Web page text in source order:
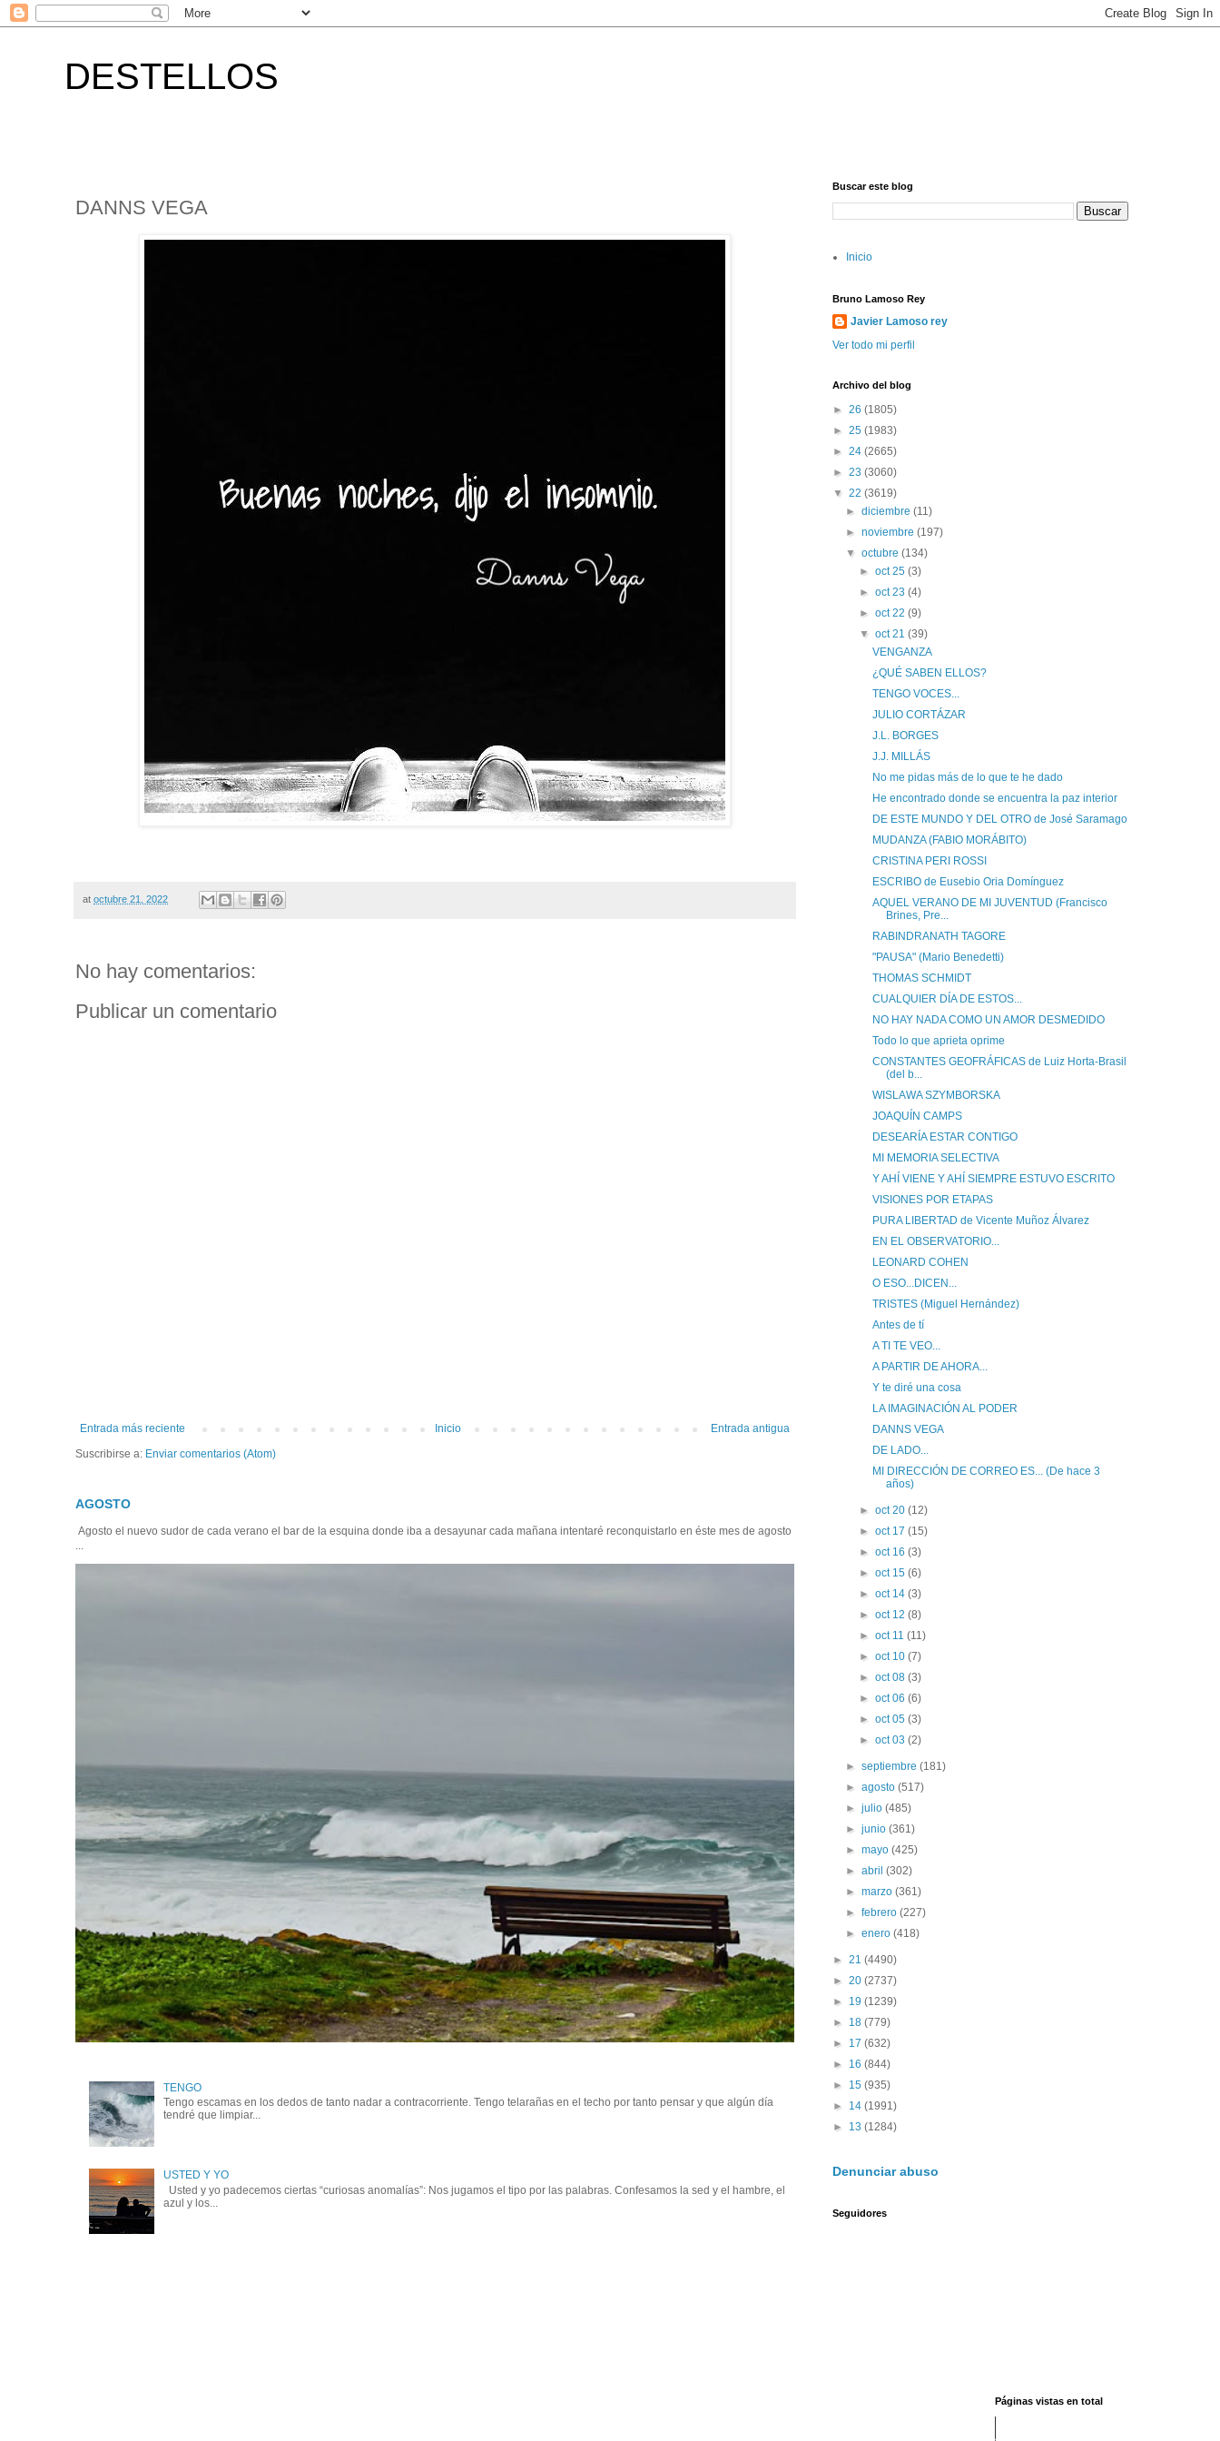
DESTELLOS
DANNS VEGA
at octubre 21, 2022
No hay comentarios:
Publicar un comentario
Entrada más reciente Entrada antigua
Inicio
Suscribirse a: Enviar comentarios (Atom)
AGOSTO
Agosto el nuevo sudor de cada verano el bar de la esquina donde iba a desayunar cada mañana intentaré reconquistarlo en éste mes de agosto
...
TENGO
Tengo escamas en los dedos de tanto nadar a contracorriente. Tengo telarañas en el techo por tanto pensar y que algún día
tendré que limpiar...
USTED Y YO
Usted y yo padecemos ciertas “curiosas anomalías”: Nos jugamos el tipo por las palabras. Confesamos la sed y el hambre, el
azul y los...
Buscar este blog
Inicio
Bruno Lamoso Rey
Javier Lamoso rey
Ver todo mi perfil
Archivo del blog
► 26 (1805)
► 25 (1983)
► 24 (2665)
► 23 (3060)
▼ 22 (3619)
►diciembre(11)
►noviembre(197)
▼octubre(134)
► oct 25 (3)
► oct 23 (4)
► oct 22 (9)
▼ oct 21 (39)
VENGANZA
¿QUÉ SABEN ELLOS?
TENGO VOCES...
JULIO CORTÁZAR
J.L. BORGES
J.J. MILLÁS
No me pidas más de lo que te he dado
He encontrado donde se encuentra la paz interior
DE ESTE MUNDO Y DEL OTRO de José Saramago
MUDANZA (FABIO MORÁBITO)
CRISTINA PERI ROSSI
ESCRIBO de Eusebio Oria Domínguez
AQUEL VERANO DE MI JUVENTUD (Francisco
Brines, Pre...
RABINDRANATH TAGORE
"PAUSA" (Mario Benedetti)
THOMAS SCHMIDT
CUALQUIER DÍA DE ESTOS...
NO HAY NADA COMO UN AMOR DESMEDIDO
Todo lo que aprieta oprime
CONSTANTES GEOFRÁFICAS de Luiz Horta-Brasil
(del b...
WISLAWA SZYMBORSKA
JOAQUÍN CAMPS
DESEARÍA ESTAR CONTIGO
MI MEMORIA SELECTIVA
Y AHÍ VIENE Y AHÍ SIEMPRE ESTUVO ESCRITO
VISIONES POR ETAPAS
PURA LIBERTAD de Vicente Muñoz Álvarez
EN EL OBSERVATORIO...
LEONARD COHEN
O ESO...DICEN...
TRISTES (Miguel Hernández)
Antes de tí
A TI TE VEO...
A PARTIR DE AHORA...
Y te diré una cosa
LA IMAGINACIÓN AL PODER
DANNS VEGA
DE LADO...
MI DIRECCIÓN DE CORREO ES... (De hace 3
años)
► oct 20 (12)
► oct 17 (15)
► oct 16 (3)
► oct 15 (6)
► oct 14 (3)
► oct 12 (8)
► oct 11 (11)
► oct 10 (7)
► oct 08 (3)
► oct 06 (6)
► oct 05 (3)
► oct 03 (2)
►septiembre(181)
►agosto(517)
►julio(485)
►junio(361)
►mayo(425)
►abril(302)
►marzo(361)
►febrero(227)
►enero(418)
► 21 (4490)
► 20 (2737)
► 19 (1239)
► 18 (779)
► 17 (632)
► 16 (844)
► 15 (935)
► 14 (1991)
► 13 (1284)
Denunciar abuso
Seguidores
Páginas vistas en total